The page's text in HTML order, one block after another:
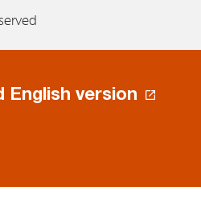
English version